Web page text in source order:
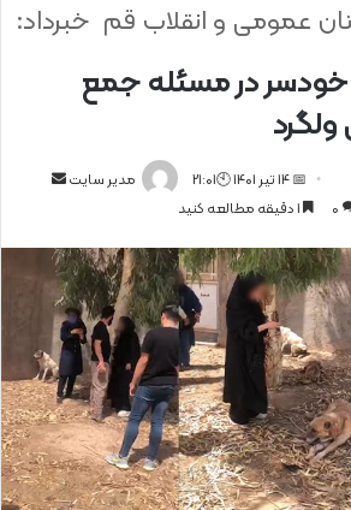
خودسر در مسئله جمع
عمومی و انقلاب قم خبرداد:
مدیر سایت
ی
م
ی
ل
📅 14 تیر 1401 🕙21:01
0